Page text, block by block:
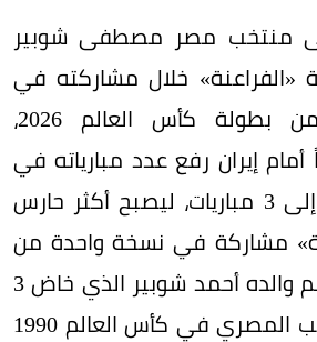
منتخب مصر مصطفى شوبير
«الفراعنة» خلال مشاركته في
النسخة الحالية من بطولة كأس العالم 2026،
إيران رفع عدد مبارياته في
كأس العالم 2026 إلى 3 مباريات، ليصبح أكثر حارس
مشاركة في نسخة واحدة من
البطولة، معادلاً رقم والده أحمد شوبير الذي خاض 3
مباريات مع المنتخب المصري في كأس العالم 1990